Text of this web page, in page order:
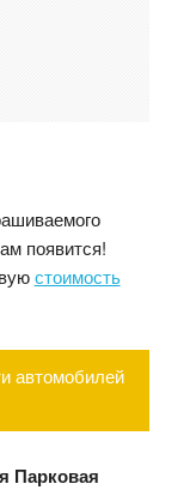
появится!
стоимость
автомобилей
Парковая